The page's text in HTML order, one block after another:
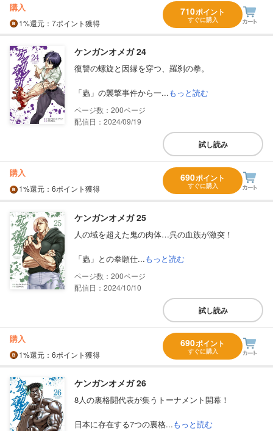
購入
1%還元 ：7ポイント獲得
710ポイント
すぐに購入
ケンガンオメガ 24
復讐の螺旋と因縁を穿つ、羅刹の拳。
「蟲」の襲撃事件から一...もっと読む
200
配信日：2024/09/19
試し読み
購入
1%還元 ：6ポイント獲得
690ポイント
すぐに購入
ケンガンオメガ 25
人の域を超えた鬼の肉体…呉の血族が激突！
「蟲」との拳願仕...もっと読む
200
配信日：2024/10/10
試し読み
購入
1%還元 ：6ポイント獲得
690ポイント
すぐに購入
ケンガンオメガ 26
8人の裏格闘代表が集うトーナメント開幕！
日本に存在する7つの裏格...もっと読む